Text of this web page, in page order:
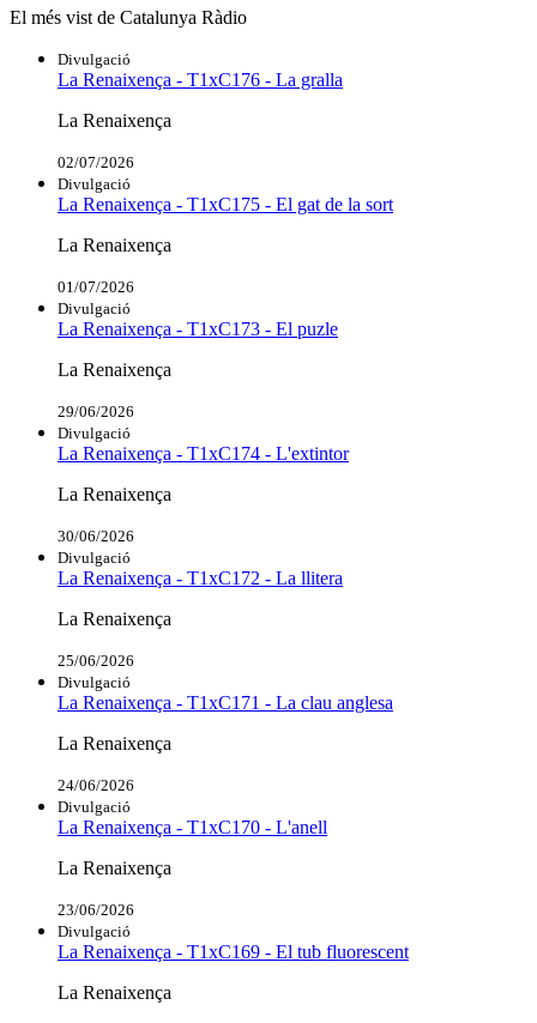
El més vist de Catalunya Ràdio
Divulgació
La Renaixença - T1xC176 - La gralla
La Renaixença
02/07/2026
Divulgació
La Renaixença - T1xC175 - El gat de la sort
La Renaixença
01/07/2026
Divulgació
La Renaixença - T1xC173 - El puzle
La Renaixença
29/06/2026
Divulgació
La Renaixença - T1xC174 - L'extintor
La Renaixença
30/06/2026
Divulgació
La Renaixença - T1xC172 - La llitera
La Renaixença
25/06/2026
Divulgació
La Renaixença - T1xC171 - La clau anglesa
La Renaixença
24/06/2026
Divulgació
La Renaixença - T1xC170 - L'anell
La Renaixença
23/06/2026
Divulgació
La Renaixença - T1xC169 - El tub fluorescent
La Renaixença